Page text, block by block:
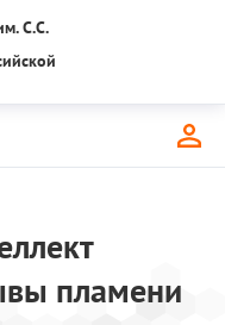
С.С.
пламени